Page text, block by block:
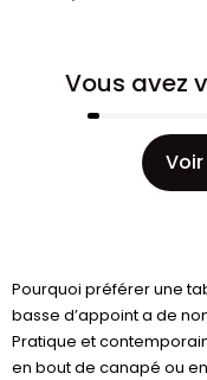
Vous avez
Pourquoi préférer une
basse d’appoint a de
Pratique et
en bout de canapé ou